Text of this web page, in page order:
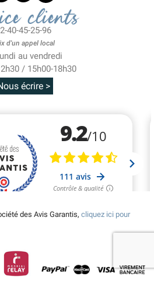
clients
40-45-25-96
d'un appel local
au vendredi
/ 15h00-18h30
écrire >
des Avis Garantis, cliquez ici pour